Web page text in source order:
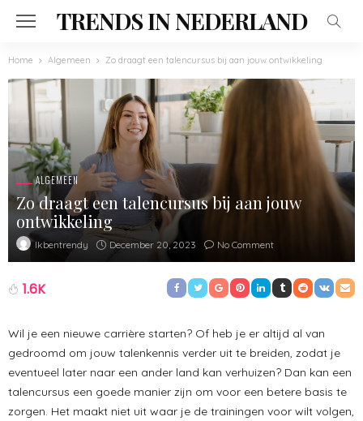
TRENDS IN NEDERLAND
Home Algemeen Zo draagt een talencursus bij aan jouw ontwikkeling
ALGEMEEN
Zo draagt een talencursus bij aan jouw
ontwikkeling
Ikbentrendy December 20, 2023 No Comment
1.6K
Wil je een nieuwe carrière starten? Of heb je er altijd al van
gedroomd om jouw talenkennis verder uit te breiden, zodat je
eventueel later naar een ander land kan verhuizen? Dan kan een
talencursus een goede manier zijn om voor een betere basis te
zorgen. Het maakt niet uit waar je de trainingen voor wilt volgen,